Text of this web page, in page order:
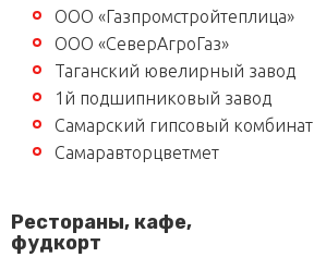
ООО «Газпромстройтеплица»
ООО «СеверАгроГаз»
Таганский ювелирный завод
1й подшипниковый завод
Самарский гипсовый комбинат
Самаравторцветмет
Рестораны, кафе,
фудкорт